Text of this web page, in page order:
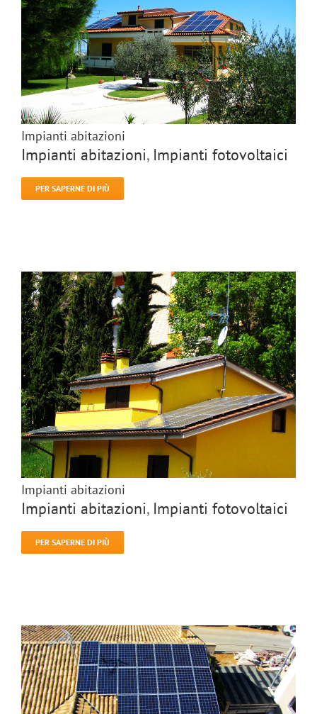
Impianti abitazioni
Impianti abitazioni, Impianti fotovoltaici
PER SAPERNE DI PIÙ
Impianti abitazioni
Impianti abitazioni, Impianti fotovoltaici
PER SAPERNE DI PIÙ